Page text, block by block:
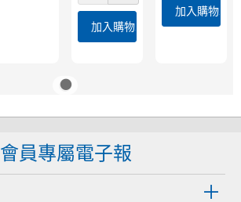
加入購物車
加入購物車
會員專屬電子報